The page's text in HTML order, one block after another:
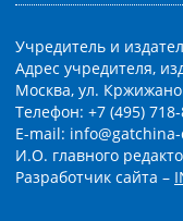
Учредитель и
Адрес учредителя,
Москва, ул.
Телефон: +7 (495) 718-
E-mail:
И.О. главного
Разработчик сайта –